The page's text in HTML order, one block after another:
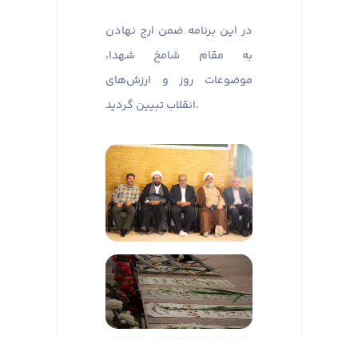
در این برنامه ضمن ارج نهادن
به مقام شامخ شهدا،
موضوعات روز و ارزش‌های
انقلاب تبیین گردید.